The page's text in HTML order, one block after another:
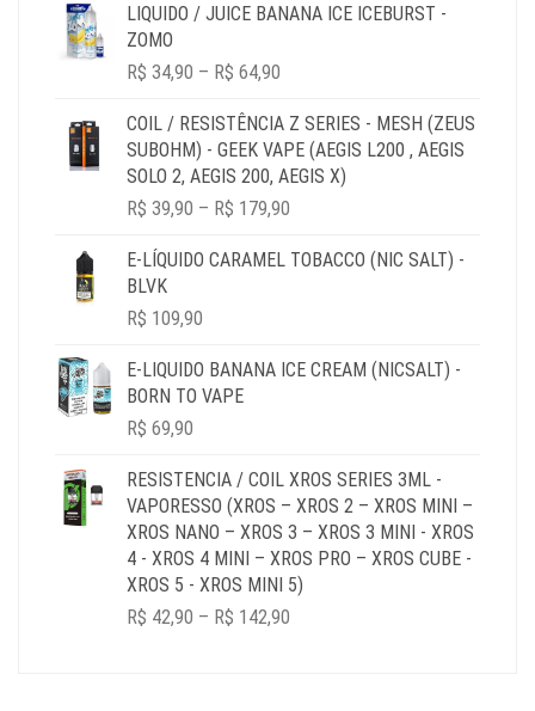
LIQUIDO / JUICE BANANA ICE ICEBURST -
ZOMO
R$ 34,90 – R$ 64,90
R$ 34,90
THROUGH
R$ 64,90
COIL / RESISTÊNCIA Z SERIES - MESH (ZEUS
SUBOHM) - GEEK VAPE (AEGIS L200 , AEGIS
SOLO 2, AEGIS 200, AEGIS X)
R$ 39,90 – R$ 179,90
R$ 39,90
E-LÍQUIDO CARAMEL TOBACCO (NIC SALT) -
BLVK
R$ 109,90
E-LIQUIDO BANANA ICE CREAM (NICSALT) -
BORN TO VAPE
R$ 69,90
RESISTENCIA / COIL XROS SERIES 3ML -
VAPORESSO (XROS – XROS 2 – XROS MINI –
XROS NANO – XROS 3 – XROS 3 MINI - XROS
4 - XROS 4 MINI – XROS PRO – XROS CUBE -
XROS 5 - XROS MINI 5)
R$ 42,90 – R$ 142,90